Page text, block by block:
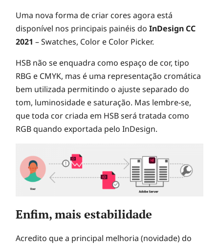
Uma nova forma de criar cores agora está
disponível nos principais painéis do InDesign CC
2021 – Swatches, Color e Color Picker.
HSB não se enquadra como espaço de cor, tipo
RBG e CMYK, mas é uma representação cromática
bem utilizada permitindo o ajuste separado do
tom, luminosidade e saturação. Mas lembre-se,
que toda cor criada em HSB será tratada como
RGB quando exportada pelo InDesign.
Enfim, mais estabilidade
Acredito que a principal melhoria (novidade) do